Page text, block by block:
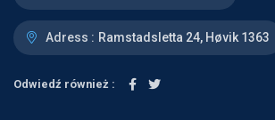
Adress : Ramstadsletta 24, Høvik 1363
Odwiedź również :